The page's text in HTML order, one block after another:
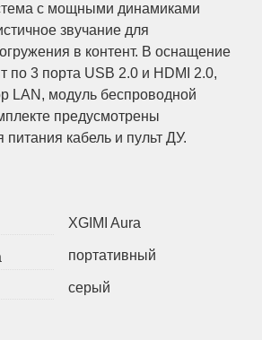
с мощными динамиками
звучание для
в контент. В оснащение
по 3 порта USB 2.0 и HDMI 2.0,
LAN, модуль беспроводной
предусмотрены
кабель и пульт ДУ.
XGIMI Aura
портативный
серый